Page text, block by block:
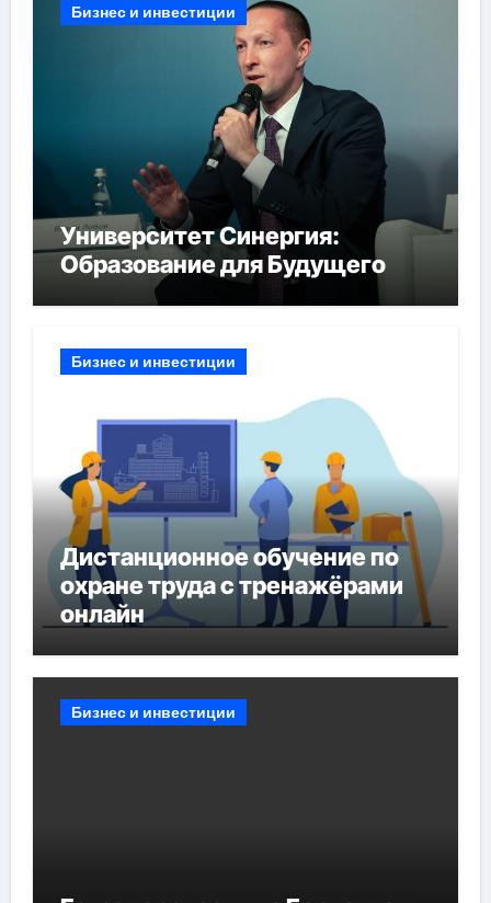
Бизнес и инвестиции
Университет Синергия:
Образование для Будущего
Бизнес и инвестиции
Дистанционное обучение по
охране труда с тренажёрами
онлайн
Бизнес и инвестиции